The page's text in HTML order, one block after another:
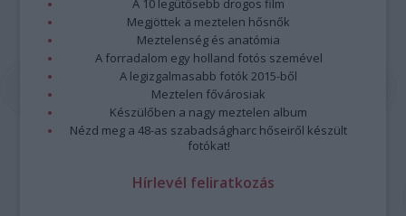
A 10 legütősebb drogos film
Megjöttek a meztelen hősnők
Meztelenség és anatómia
A forradalom egy holland fotós szemével
A legizgalmasabb fotók 2015-ből
Meztelen fővárosiak
Készülőben a nagy meztelen album
Nézd meg a 48-as szabadságharc hőseiről készült
fotókat!
Hírlevél feliratkozás